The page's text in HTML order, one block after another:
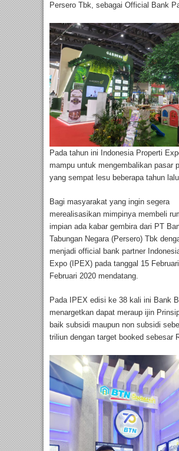
Persero Tbk, sebagai Official Bank
Pada tahun ini Indonesia Properti
mampu untuk mengembalikan pasar
yang sempat lesu beberapa tahun
Bagi masyarakat yang ingin segera
merealisasikan mimpinya membeli
impian ada kabar gembira dari PT
Tabungan Negara (Persero) Tbk
menjadi official bank partner
Expo (IPEX) pada tanggal 15
Februari 2020 mendatang.
Pada IPEX edisi ke 38 kali ini Bank
menargetkan dapat meraup ijin
baik subsidi maupun non subsidi
triliun dengan target booked sebesar